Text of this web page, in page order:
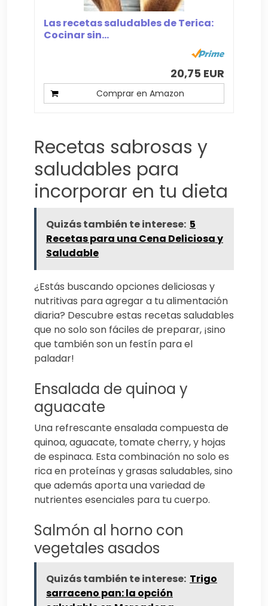
Las recetas saludables de Terica:
Cocinar sin...
20,75 EUR
Comprar en Amazon
Recetas sabrosas y
saludables para
incorporar en tu dieta
Quizás también te interese: 5
Recetas para una Cena Deliciosa y
Saludable
¿Estás buscando opciones deliciosas y
nutritivas para agregar a tu alimentación
diaria? Descubre estas recetas saludables
que no solo son fáciles de preparar, ¡sino
que también son un festín para el
paladar!
Ensalada de quinoa y
aguacate
Una refrescante ensalada compuesta de
quinoa, aguacate, tomate cherry, y hojas
de espinaca. Esta combinación no solo es
rica en proteínas y grasas saludables, sino
que además aporta una variedad de
nutrientes esenciales para tu cuerpo.
Salmón al horno con
vegetales asados
Quizás también te interese: Trigo
sarraceno pan: la opción